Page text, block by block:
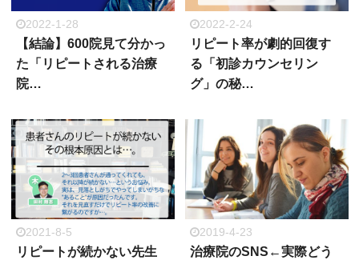
2022-1-28
【結論】600院見て分かっ
た「リピートされる治療
院…
2022-2-24
リピート率が劇的回復す
る「初診カウンセリン
グ」の秘…
2021-8-5
リピートが続かない先生
2019-4-23
治療院のSNS←実際どう